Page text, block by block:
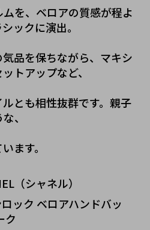
を、ベロアの質感が程よ
ックに演出。
品を保ちながら、マキシ
トアップなど、
とも相性抜群です。親子
、
ます。
（シャネル）
ック ベロアハンドバッ
ク